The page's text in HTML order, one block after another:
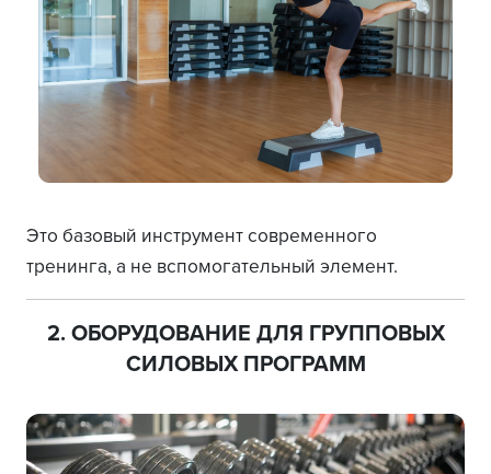
Это базовый инструмент современного
тренинга, а не вспомогательный элемент.
2. ОБОРУДОВАНИЕ ДЛЯ ГРУППОВЫХ
СИЛОВЫХ ПРОГРАММ